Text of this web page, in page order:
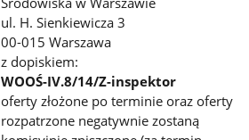
ul. H. Sienkiewicza 3
00-015 Warszawa
z dopiskiem:
WOOŚ-IV.8/14/Z-inspektor
oferty złożone po terminie oraz oferty
rozpatrzone negatywnie zostaną